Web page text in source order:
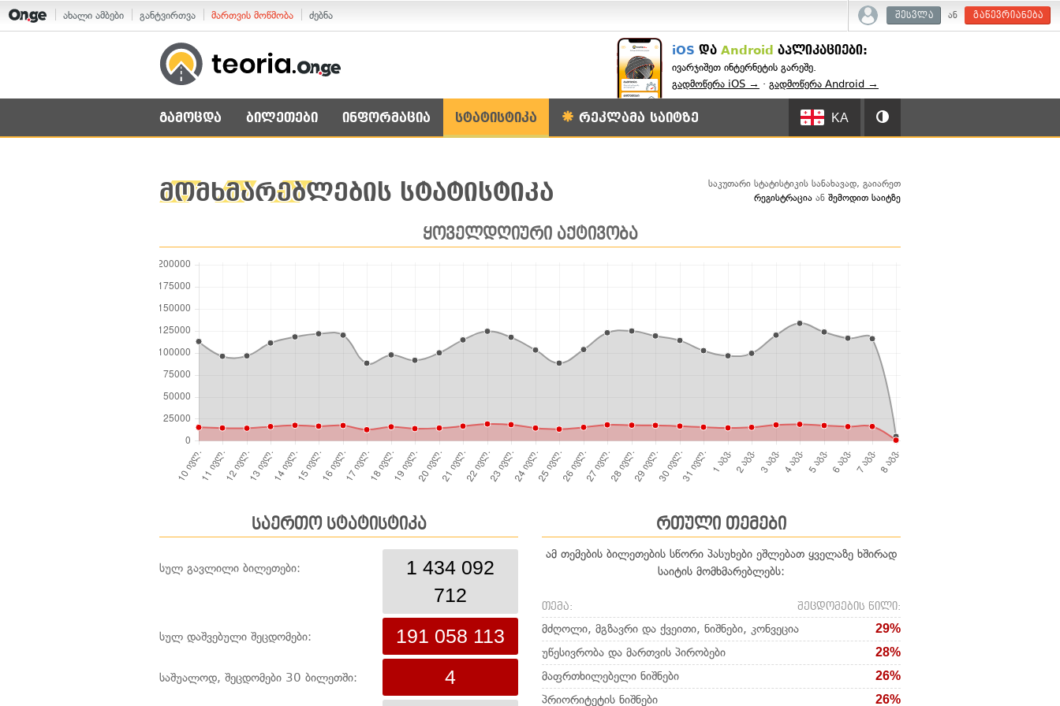
ახალი ამბები განტვირთვა მართვის მოწმობა ძებნა შესვლა ან გაწევრიანება
iOS და Android აპლიკაციები:
ივარჯიშეთ ინტერნეტის გარეშე.
გადმოწერა iOS → · გადმოწერა Android →
გამოცდა ბილეთები ინფორმაცია სტატისტიკა რეკლამა საიტზე KA
მომხმარებლების სტატისტიკა
საკუთარი სტატისტიკის სანახავად, გაიარეთ
რეგისტრაციაან შემოდით საიტზე
ყოველდღიური აქტივობა
საერთო სტატისტიკა
სულ გავლილი ბილეთები:
1 434 092
712
სულ დაშვებული შეცდომები: 191 058 113
საშუალოდ, შეცდომები 30 ბილეთში: 4
რთული თემები
ამ თემების ბილეთების სწორი პასუხები ეშლებათ ყველაზე ხშირად
საიტის მომხმარებლებს:
თემა: შეცდომების წილი:
მძღოლი, მგზავრი და ქვეითი, ნიშნები, კონვეცია 29%
უწესივრობა და მართვის პირობები 28%
მაფრთხილებელი ნიშნები 26%
პრიორიტეტის ნიშნები 26%